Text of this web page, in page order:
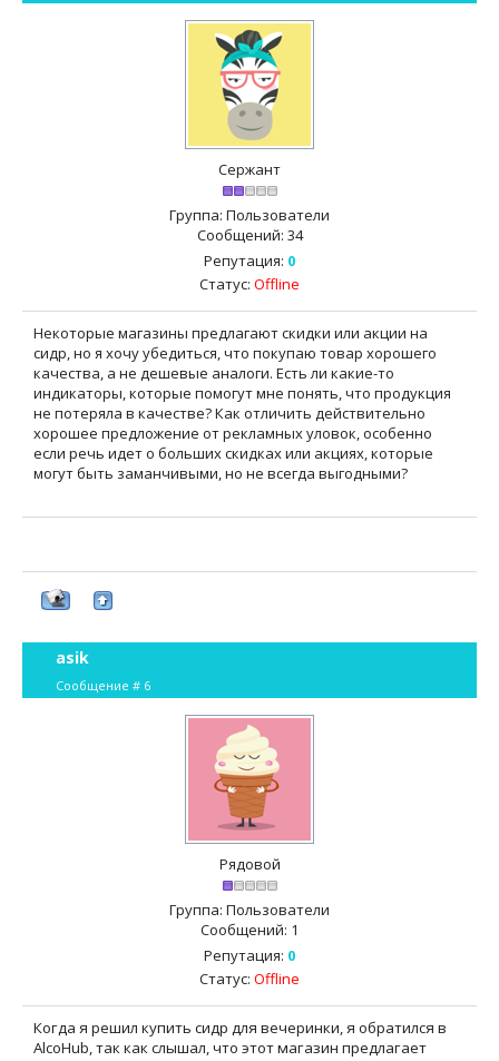
Сержант
Группа: Пользователи
Сообщений: 34
Репутация: 0
Статус: Offline
Некоторые магазины предлагают скидки или акции на
сидр, но я хочу убедиться, что покупаю товар хорошего
качества, а не дешевые аналоги. Есть ли какие-то
индикаторы, которые помогут мне понять, что продукция
не потеряла в качестве? Как отличить действительно
хорошее предложение от рекламных уловок, особенно
если речь идет о больших скидках или акциях, которые
могут быть заманчивыми, но не всегда выгодными?
asik
Сообщение # 6
Рядовой
Группа: Пользователи
Сообщений: 1
Репутация: 0
Статус: Offline
Когда я решил купить сидр для вечеринки, я обратился в
AlcoHub, так как слышал, что этот магазин предлагает